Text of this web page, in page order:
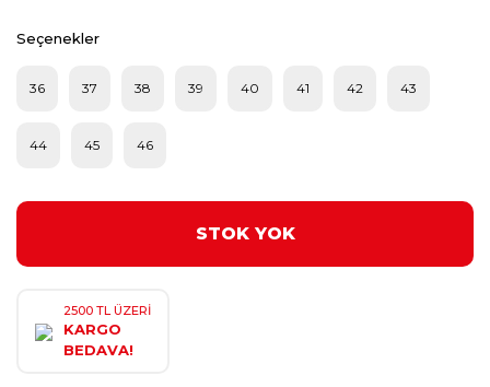
Seçenekler
36 37 38 39 40 41 42 43
44 45 46
STOK YOK
2500 TL ÜZERİ
KARGO
BEDAVA!